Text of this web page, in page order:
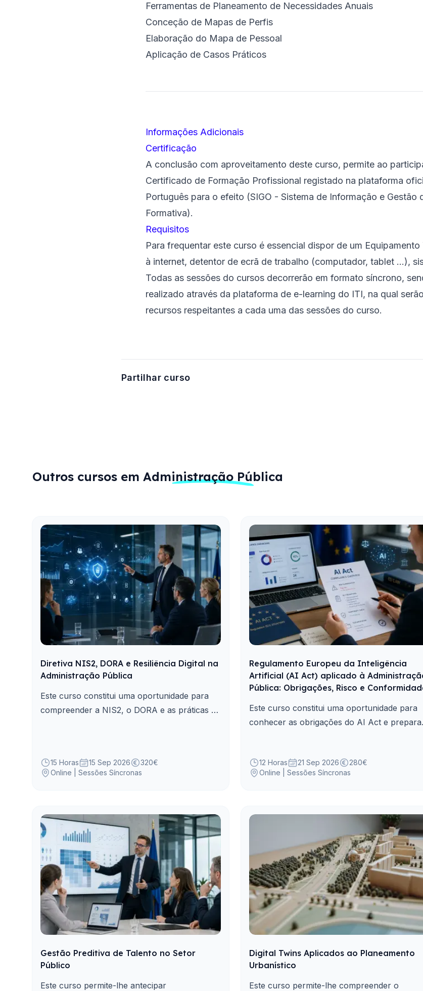
Ferramentas de Planeamento de Necessidades Anuais
Conceção de Mapas de Perfis
Elaboração do Mapa de Pessoal
Aplicação de Casos Práticos
Informações Adicionais
Certificação
A conclusão com aproveitamento deste curso, permite ao
Certificado de Formação Profissional registado na plataforma
Português para o efeito (SIGO - Sistema de Informação e Gestão
Formativa).
Requisitos
Para frequentar este curso é essencial dispor de um
à internet, detentor de ecrã de trabalho (computador, tablet ...),
Todas as sessões do cursos decorrerão em formato síncrono,
realizado através da plataforma de e-learning do ITI, na qual
recursos respeitantes a cada uma das sessões do curso.
Partilhar curso
Outros cursos em Administração Pública
Diretiva NIS2, DORA e Resiliência Digital na
Administração Pública
Este curso constitui uma oportunidade para
compreender a NIS2, o DORA e as práticas de
15 Horas 15 Sep 2026
320€
Online | Sessões Síncronas
Regulamento Europeu da Inteligência
Artificial (AI Act) aplicado à
Pública: Obrigações, Risco e
Este curso constitui uma oportunidade para
conhecer as obrigações do AI Act e
12 Horas 21 Sep 2026
280€
Online | Sessões Síncronas
Gestão Preditiva de Talento no Setor
Público
Este curso permite-lhe antecipar
Digital Twins Aplicados ao Planeamento
Urbanístico
Este curso permite-lhe compreender o